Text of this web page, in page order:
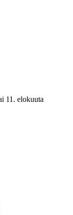
11. elokuuta